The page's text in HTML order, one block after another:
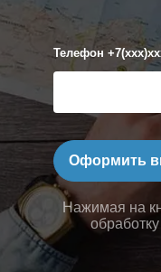
Телефон
Оформить
Нажимая на
обработку